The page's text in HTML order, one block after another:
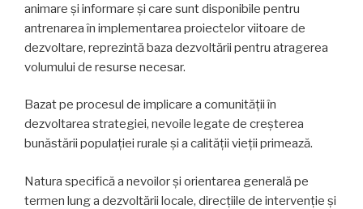
animare și informare și care sunt disponibile pentru
antrenarea în implementarea proiectelor viitoare de
dezvoltare, reprezintă baza dezvoltării pentru atragerea
volumului de resurse necesar.
Bazat pe procesul de implicare a comunității în
dezvoltarea strategiei, nevoile legate de creșterea
bunăstării populației rurale și a calității vieții primează.
Natura specifică a nevoilor și orientarea generală pe
termen lung a dezvoltării locale, direcțiile de intervenție și